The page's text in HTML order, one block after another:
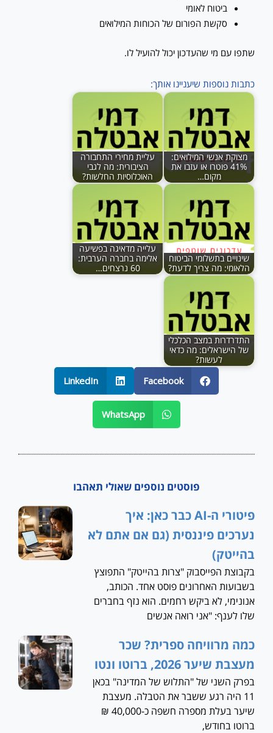
ביטוח לאומי
סקשת הפורום של הכוחות המילואים
שתפו עם מי שהעדכון יכול להועיל לו.
כתבות נוספות שיעניינו אותך:
מצוקת אנשי המילואים:
41% פוטרו או עזבו את
מקום…
עליית מחירי התחבורה
הציבורית: מה לגבי
האוכלוסיות החלשות?
שינויים בתשלומי הביטוח
הלאומי: מה צריך לדעת?
עלייה מדאיגה בפשיעה
אלימה בחברה הערבית:
60 נרצחים…
התדרדרות במצב הכלכלי
של הישראלים: מה כדאי
לעשות?
Facebook
LinkedIn
WhatsApp
פוסטים נוספים שאולי תאהבו
פיטורי ה-AI כבר כאן: איך
נערכים פיננסית (גם אם אתם לא
בהייטק)
בקבוצת הפייסבוק "צרות בהייטק" התפוצץ
בשבועות האחרונים פוסט אחד. הכותב,
אנונימי, לא ביקש רחמים. הוא נזף בחברים
שלו לענף: "אני רואה אנשים
כמה מרוויחה ספרית? שכר
מעצבת שיער 2026, ברוטו ונטו
בפרק השני של "התלוש של המדינה" בכאן
11 היה רגע ששבר את הטבלה. מעצבת
שיער בעלת מספרה חשפה כ-40,000 ₪
ברוטו בחודש,